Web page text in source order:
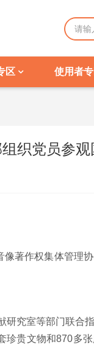
区 使用者
织党员参
著作权集体管理
究室等部门联合
贵文物和870多